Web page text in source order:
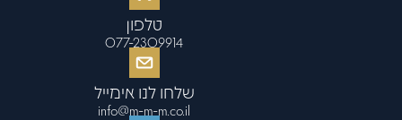
טלפון
077-2309914
שלחו לנו אימייל
info@m-m-m.co.il